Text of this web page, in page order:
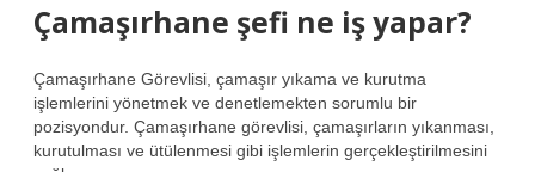
Çamaşırhane şefi ne iş yapar?
Çamaşırhane Görevlisi, çamaşır yıkama ve kurutma
işlemlerini yönetmek ve denetlemekten sorumlu bir
pozisyondur. Çamaşırhane görevlisi, çamaşırların yıkanması,
kurutulması ve ütülenmesi gibi işlemlerin gerçekleştirilmesini